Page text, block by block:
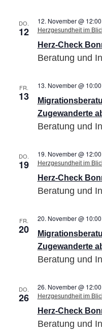
DO.
12
Herz-Check
12. November @ 12:00
Herzgesundheit im
Beratung und
FR.
13
Zugewanderte
13. November @ 10:00
Beratung und
DO.
19
Herz-Check
19. November @ 12:00
Herzgesundheit im
Beratung und
FR.
20
Zugewanderte
20. November @ 10:00
Beratung und
DO.
26
Herz-Check
26. November @ 12:00
Herzgesundheit im
Beratung und